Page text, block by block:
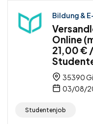
Bildung &
Online
21,00 €
35390
03/08/
Studentenjob